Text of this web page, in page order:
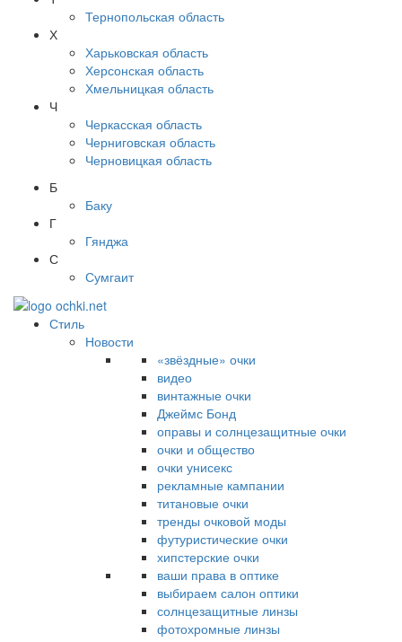
Тернопольская область
Х
Харьковская область
Херсонская область
Хмельницкая область
Ч
Черкасская область
Черниговская область
Черновицкая область
Б
Баку
Г
Гянджа
С
Сумгаит
Стиль
Новости
«звёздные» очки
видео
винтажные очки
Джеймс Бонд
оправы и солнцезащитные очки
очки и общество
очки унисекс
рекламные кампании
титановые очки
тренды очковой моды
футуристические очки
хипстерские очки
ваши права в оптике
выбираем салон оптики
солнцезащитные линзы
фотохромные линзы